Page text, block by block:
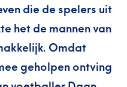
die de spelers uit
het de mannen van
Omdat
geholpen ontving